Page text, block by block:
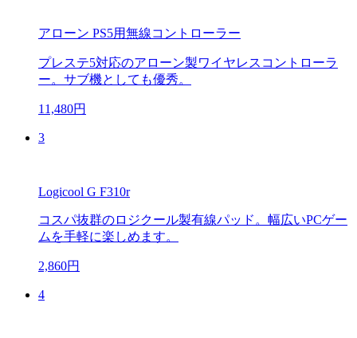
アローン PS5用無線コントローラー
プレステ5対応のアローン製ワイヤレスコントローラ
ー。サブ機としても優秀。
11,480円
3
Logicool G F310r
コスパ抜群のロジクール製有線パッド。幅広いPCゲー
ムを手軽に楽しめます。
2,860円
4